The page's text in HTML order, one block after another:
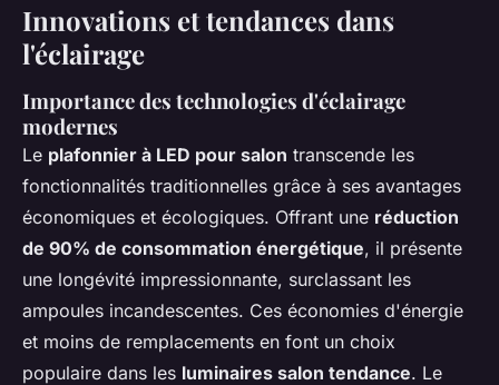
Innovations et tendances dans
l'éclairage
Importance des technologies d'éclairage
modernes
Le plafonnier à LED pour salon transcende les
fonctionnalités traditionnelles grâce à ses avantages
économiques et écologiques. Offrant une réduction
de 90% de consommation énergétique, il présente
une longévité impressionnante, surclassant les
ampoules incandescentes. Ces économies d'énergie
et moins de remplacements en font un choix
populaire dans les luminaires salon tendance. Le